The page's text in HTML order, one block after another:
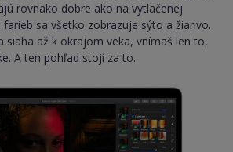
rovnako dobre ako na vytlačenej
farieb sa všetko zobrazuje sýto a žiarivo.
siaha až k okrajom veka, vnímaš len to,
A ten pohľad stojí za to.